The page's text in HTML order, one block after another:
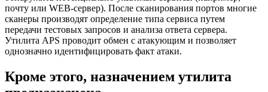
почту или WEB-сервер). После сканирования портов многие
сканеры производят определение типа сервиса путем
передачи тестовых запросов и анализа ответа сервера.
Утилита APS проводит обмен с атакующим и позволяет
однозначно идентифицировать факт атаки.
Кроме этого, назначением утилита